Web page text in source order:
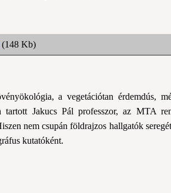
(148 Kb)
a vegetációtan érdemdús,
tartott Jakucs Pál professzor, az MTA
nem csupán földrajzos hallgatók
kutatóként.